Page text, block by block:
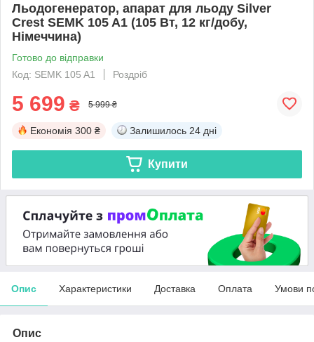
Льодогенератор, апарат для льоду Silver
Crest SEMK 105 A1 (105 Вт, 12 кг/добу,
Німеччина)
Готово до відправки
Код: SEMK 105 A1
Роздріб
5 699 ₴ 5 999 ₴
Економія 300 ₴ Залишилось 24 дні
Купити
Опис Характеристики Доставка Оплата Умови
Опис